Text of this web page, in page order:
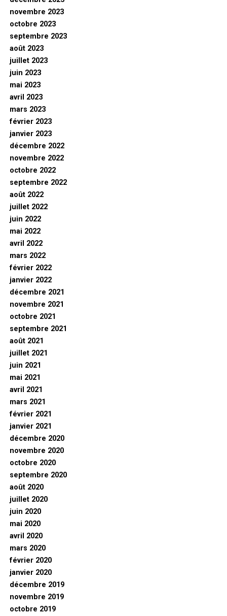
novembre 2023
octobre 2023
septembre 2023
août 2023
juillet 2023
juin 2023
mai 2023
avril 2023
mars 2023
février 2023
janvier 2023
décembre 2022
novembre 2022
octobre 2022
septembre 2022
août 2022
juillet 2022
juin 2022
mai 2022
avril 2022
mars 2022
février 2022
janvier 2022
décembre 2021
novembre 2021
octobre 2021
septembre 2021
août 2021
juillet 2021
juin 2021
mai 2021
avril 2021
mars 2021
février 2021
janvier 2021
décembre 2020
novembre 2020
octobre 2020
septembre 2020
août 2020
juillet 2020
juin 2020
mai 2020
avril 2020
mars 2020
février 2020
janvier 2020
décembre 2019
novembre 2019
octobre 2019